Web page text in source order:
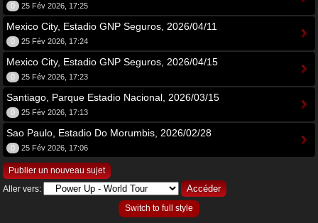
0 25 Fév 2026, 17:25
Mexico City, Estadio GNP Seguros, 2026/04/11
0 25 Fév 2026, 17:24
Mexico City, Estadio GNP Seguros, 2026/04/15
0 25 Fév 2026, 17:23
Santiago, Parque Estadio Nacional, 2026/03/15
0 25 Fév 2026, 17:13
Sao Paulo, Estadio Do Morumbis, 2026/02/28
0 25 Fév 2026, 17:06
Publier un nouveau sujet
Aller vers:
Switch to full style